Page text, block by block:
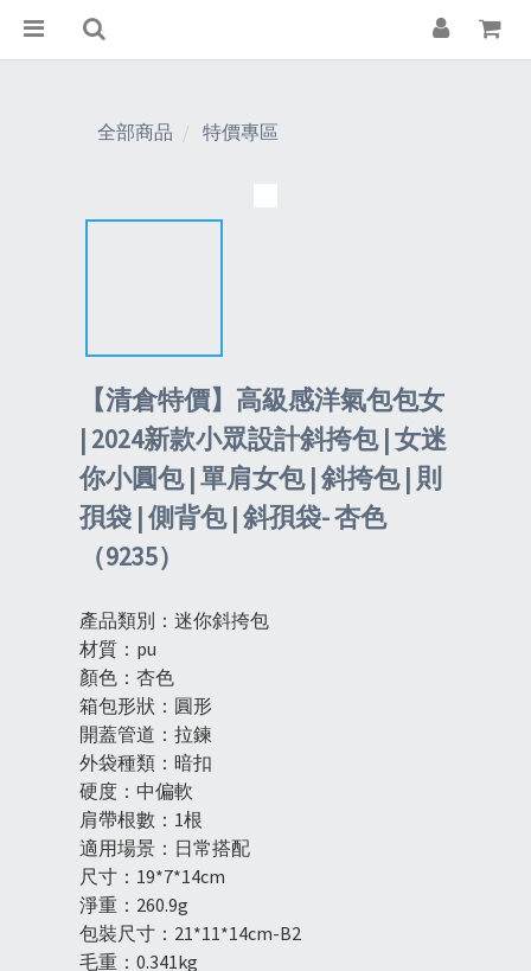
全部商品 特價專區
【清倉特價】高級感洋氣包包女
| 2024新款小眾設計斜挎包 | 女迷
你小圓包 | 單肩女包 | 斜挎包 | 則
孭袋 | 側背包 | 斜孭袋- 杏色
（9235）
產品類別：迷你斜挎包
材質：pu
顏色：杏色
箱包形狀：圓形
開蓋管道：拉鍊
外袋種類：暗扣
硬度：中偏軟
肩帶根數：1根
適用場景：日常搭配
尺寸：19*7*14cm
淨重：260.9g
包裝尺寸：21*11*14cm-B2
毛重：0.341kg